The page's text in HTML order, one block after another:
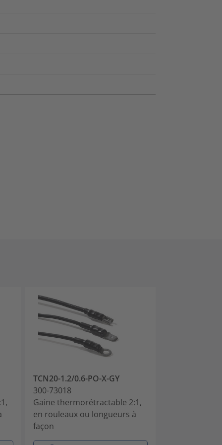
TCN20-1.2/0.6-PO-X-GY
300-73018
Gaine thermorétractable 2:1,
en rouleaux ou longueurs à
façon